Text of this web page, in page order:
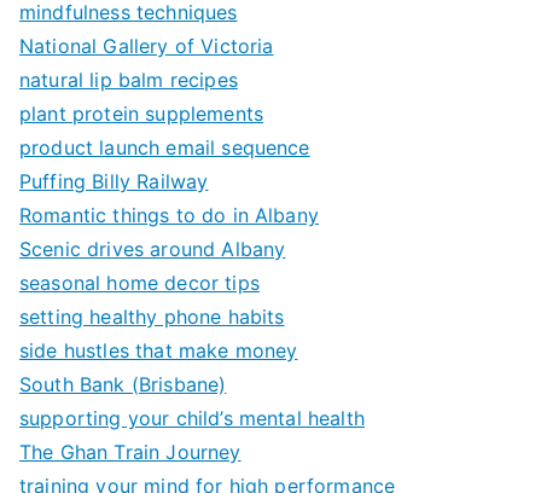
mindfulness techniques
National Gallery of Victoria
natural lip balm recipes
plant protein supplements
product launch email sequence
Puffing Billy Railway
Romantic things to do in Albany
Scenic drives around Albany
seasonal home decor tips
setting healthy phone habits
side hustles that make money
South Bank (Brisbane)
supporting your child’s mental health
The Ghan Train Journey
training your mind for high performance